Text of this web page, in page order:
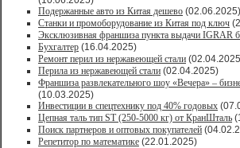
Подержанные авто из Китая дешево (02.06.2025)
Станки и промоборудование из Китая под ключ
Эксклюзивная франшиза пункта выдачи IGRAR
Бухгалтер (16.04.2025)
Ремонт перил из нержавеющей стали
Перила из нержавеющей стали (02.04.2025)
Франшиза развлекательного шоу «Вечера» –
(10.03.2025)
Инвестиции в спецтехнику под 40% годовых
Цепная таль тип ST (250-5000 кг) от КранШталь
Поиск партнеров и оптовых покупателей
Репетитор по математике (22.01.2025)